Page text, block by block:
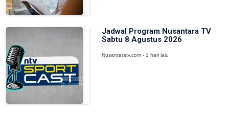
Jadwal Program Nusantara TV
Sabtu 8 Agustus 2026
Nusantaratv.com - 1 hari lalu